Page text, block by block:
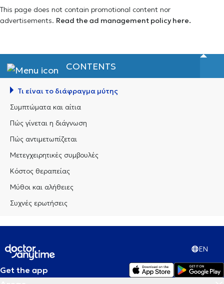
This page does not contain promotional content nor
advertisements. Read the ad management policy here.
CONTENTS
Τι είναι το διάφραγμα μύτης
Συμπτώματα και αίτια
Πώς γίνεται η διάγνωση
Πώς αντιμετωπίζεται
Μετεγχειρητικές συμβουλές
Κόστος θεραπείας
Μύθοι και αλήθειες
Συχνές ερωτήσεις
EN
Get the app